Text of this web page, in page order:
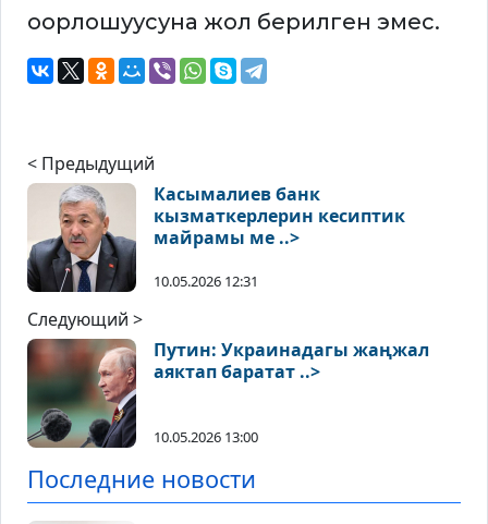
оорлошуусуна жол берилген эмес.
< Предыдущий
Касымалиев банк
кызматкерлерин кесиптик
майрамы ме ..>
10.05.2026 12:31
Следующий >
Путин: Украинадагы жаңжал
аяктап баратат ..>
10.05.2026 13:00
Последние новости